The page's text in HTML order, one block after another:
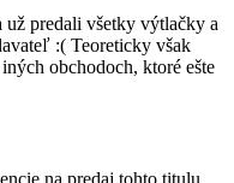
predali všetky výtlačky a
:( Teoreticky však
obchodoch, ktoré ešte